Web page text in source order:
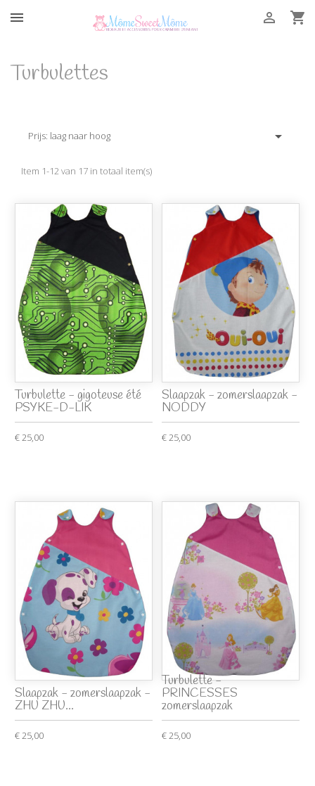
 

Turbulettes
Prijs: laag naar hoog 
Item 1-12 van 17 in totaal item(s)
Turbulette - gigoteuse été
PSYKE-D-LIK
€ 25,00
Slaapzak - zomerslaapzak -
NODDY
€ 25,00
Slaapzak - zomerslaapzak -
ZHU ZHU...
€ 25,00
Turbulette -
PRINCESSES
zomerslaapzak
€ 25,00